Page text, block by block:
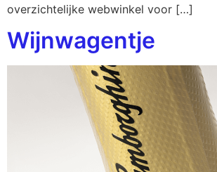
overzichtelijke webwinkel voor […]
Wijnwagentje